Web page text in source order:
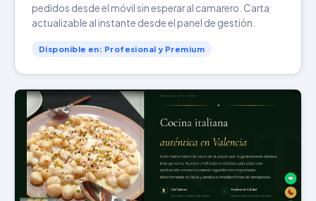
pedidos desde el móvil sin esperar al camarero. Carta
actualizable al instante desde el panel de gestión.
Disponible en: Profesional y Premium